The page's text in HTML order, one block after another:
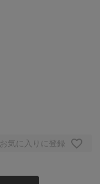
お気に入りに登録